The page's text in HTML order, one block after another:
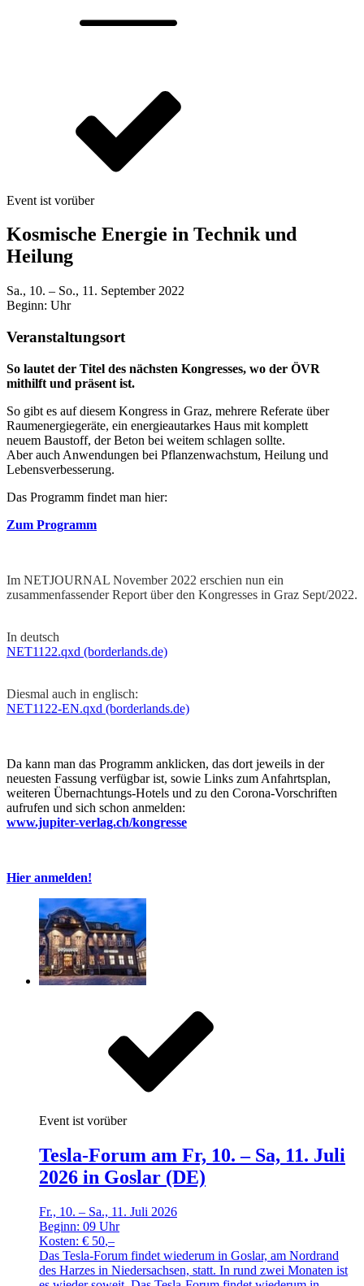
Event ist vorüber
Kosmische Energie in Technik und
Heilung
Sa., 10. – So., 11. September 2022
Beginn: Uhr
Veranstaltungsort
So lautet der Titel des nächsten Kongresses, wo der ÖVR
mithilft und präsent ist.
So gibt es auf diesem Kongress in Graz, mehrere Referate über
Raumenergiegeräte, ein energieautarkes Haus mit komplett
neuem Baustoff, der Beton bei weitem schlagen sollte.
Aber auch Anwendungen bei Pflanzenwachstum, Heilung und
Lebensverbesserung.
Das Programm findet man hier:
Zum Programm
Im NETJOURNAL November 2022 erschien nun ein
zusammenfassender Report über den Kongresses in Graz Sept/2022.
In deutsch
NET1122.qxd (borderlands.de)
Diesmal auch in englisch:
NET1122-EN.qxd (borderlands.de)
Da kann man das Programm anklicken, das dort jeweils in der
neuesten Fassung verfügbar ist, sowie Links zum Anfahrtsplan,
weiteren Übernachtungs-Hotels und zu den Corona-Vorschriften
aufrufen und sich schon anmelden:
www.jupiter-verlag.ch/kongresse
Hier anmelden!
Event ist vorüber
Tesla-Forum am Fr, 10. – Sa, 11. Juli
2026 in Goslar (DE)
Fr., 10. – Sa., 11. Juli 2026
Beginn: 09 Uhr
Kosten: € 50,–
Das Tesla-Forum findet wiederum in Goslar, am Nordrand
des Harzes in Niedersachsen, statt. In rund zwei Monaten ist